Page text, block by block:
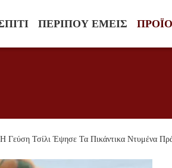
ΠΕΡΊΠΟΥ ΕΜΕΊΣ
Η Γεύση Τσίλι Έψησε Τα Πικάντικα Ντυμένα